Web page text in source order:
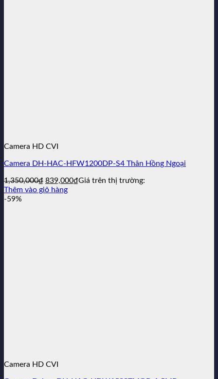
Camera HD CVI
Camera DH-HAC-HFW1200DP-S4 Thân Hồng Ngoại
1,350,000₫ Giá
gốc
839,000₫Giá
Giá trên thị trường:
Thêm vào giỏ hàng
-59%
Camera HD CVI